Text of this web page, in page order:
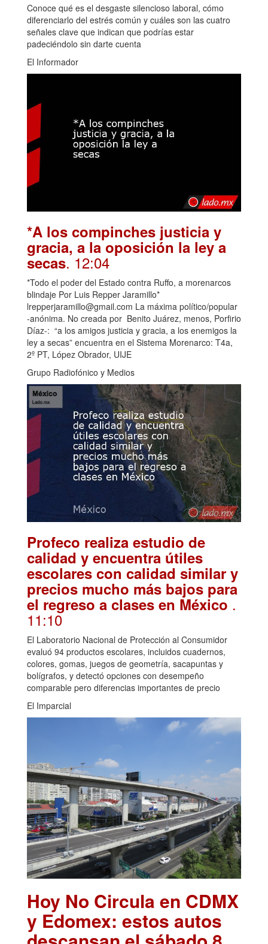
Conoce qué es el desgaste silencioso laboral, cómo
diferenciarlo del estrés común y cuáles son las cuatro
señales clave que indican que podrías estar
padeciéndolo sin darte cuenta
El Informador
*A los compinches justicia y
gracia, a la oposición la ley a
secas. 12:04
*Todo el poder del Estado contra Ruffo, a morenarcos
blindaje Por Luis Repper Jaramillo*
lrepperjaramillo@gmail.com La máxima político/popular
-anónima. No creada por Benito Juárez, menos, Porfirio
Díaz-: “a los amigos justicia y gracia, a los enemigos la
ley a secas” encuentra en el Sistema Morenarco: T4a,
2º PT, López Obrador, UIJE
Grupo Radiofónico y Medios
Profeco realiza estudio de
calidad y encuentra útiles
escolares con calidad similar y
precios mucho más bajos para
el regreso a clases en México .
11:10
El Laboratorio Nacional de Protección al Consumidor
evaluó 94 productos escolares, incluidos cuadernos,
colores, gomas, juegos de geometría, sacapuntas y
bolígrafos, y detectó opciones con desempeño
comparable pero diferencias importantes de precio
El Imparcial
Hoy No Circula en CDMX
y Edomex: estos autos